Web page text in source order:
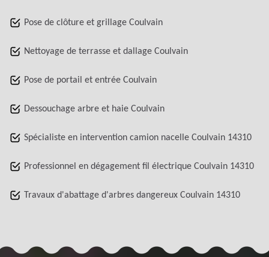
Pose de clôture et grillage Coulvain
Nettoyage de terrasse et dallage Coulvain
Pose de portail et entrée Coulvain
Dessouchage arbre et haie Coulvain
Spécialiste en intervention camion nacelle Coulvain 14310
Professionnel en dégagement fil électrique Coulvain 14310
Travaux d'abattage d'arbres dangereux Coulvain 14310